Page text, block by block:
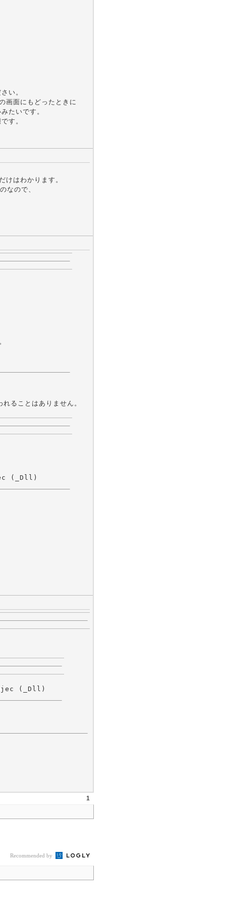
い。
画面にもどったときに
たいです。
す。
けはわかります。
なので、
ることはありません。
1
Recommended by